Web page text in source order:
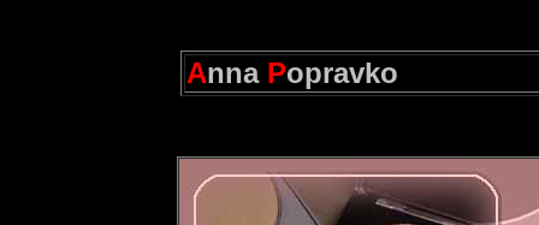
Anna Popravko